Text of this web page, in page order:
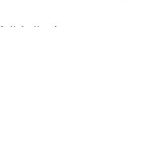
Satisfaction des voyageurs